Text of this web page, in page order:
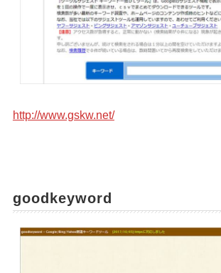
http://www.gskw.net/
goodkeyword